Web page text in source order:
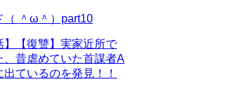
（ ＾ω＾）part10
】【復讐】実家近所で
、昔虐めていた首謀者A
ているのを発見！！